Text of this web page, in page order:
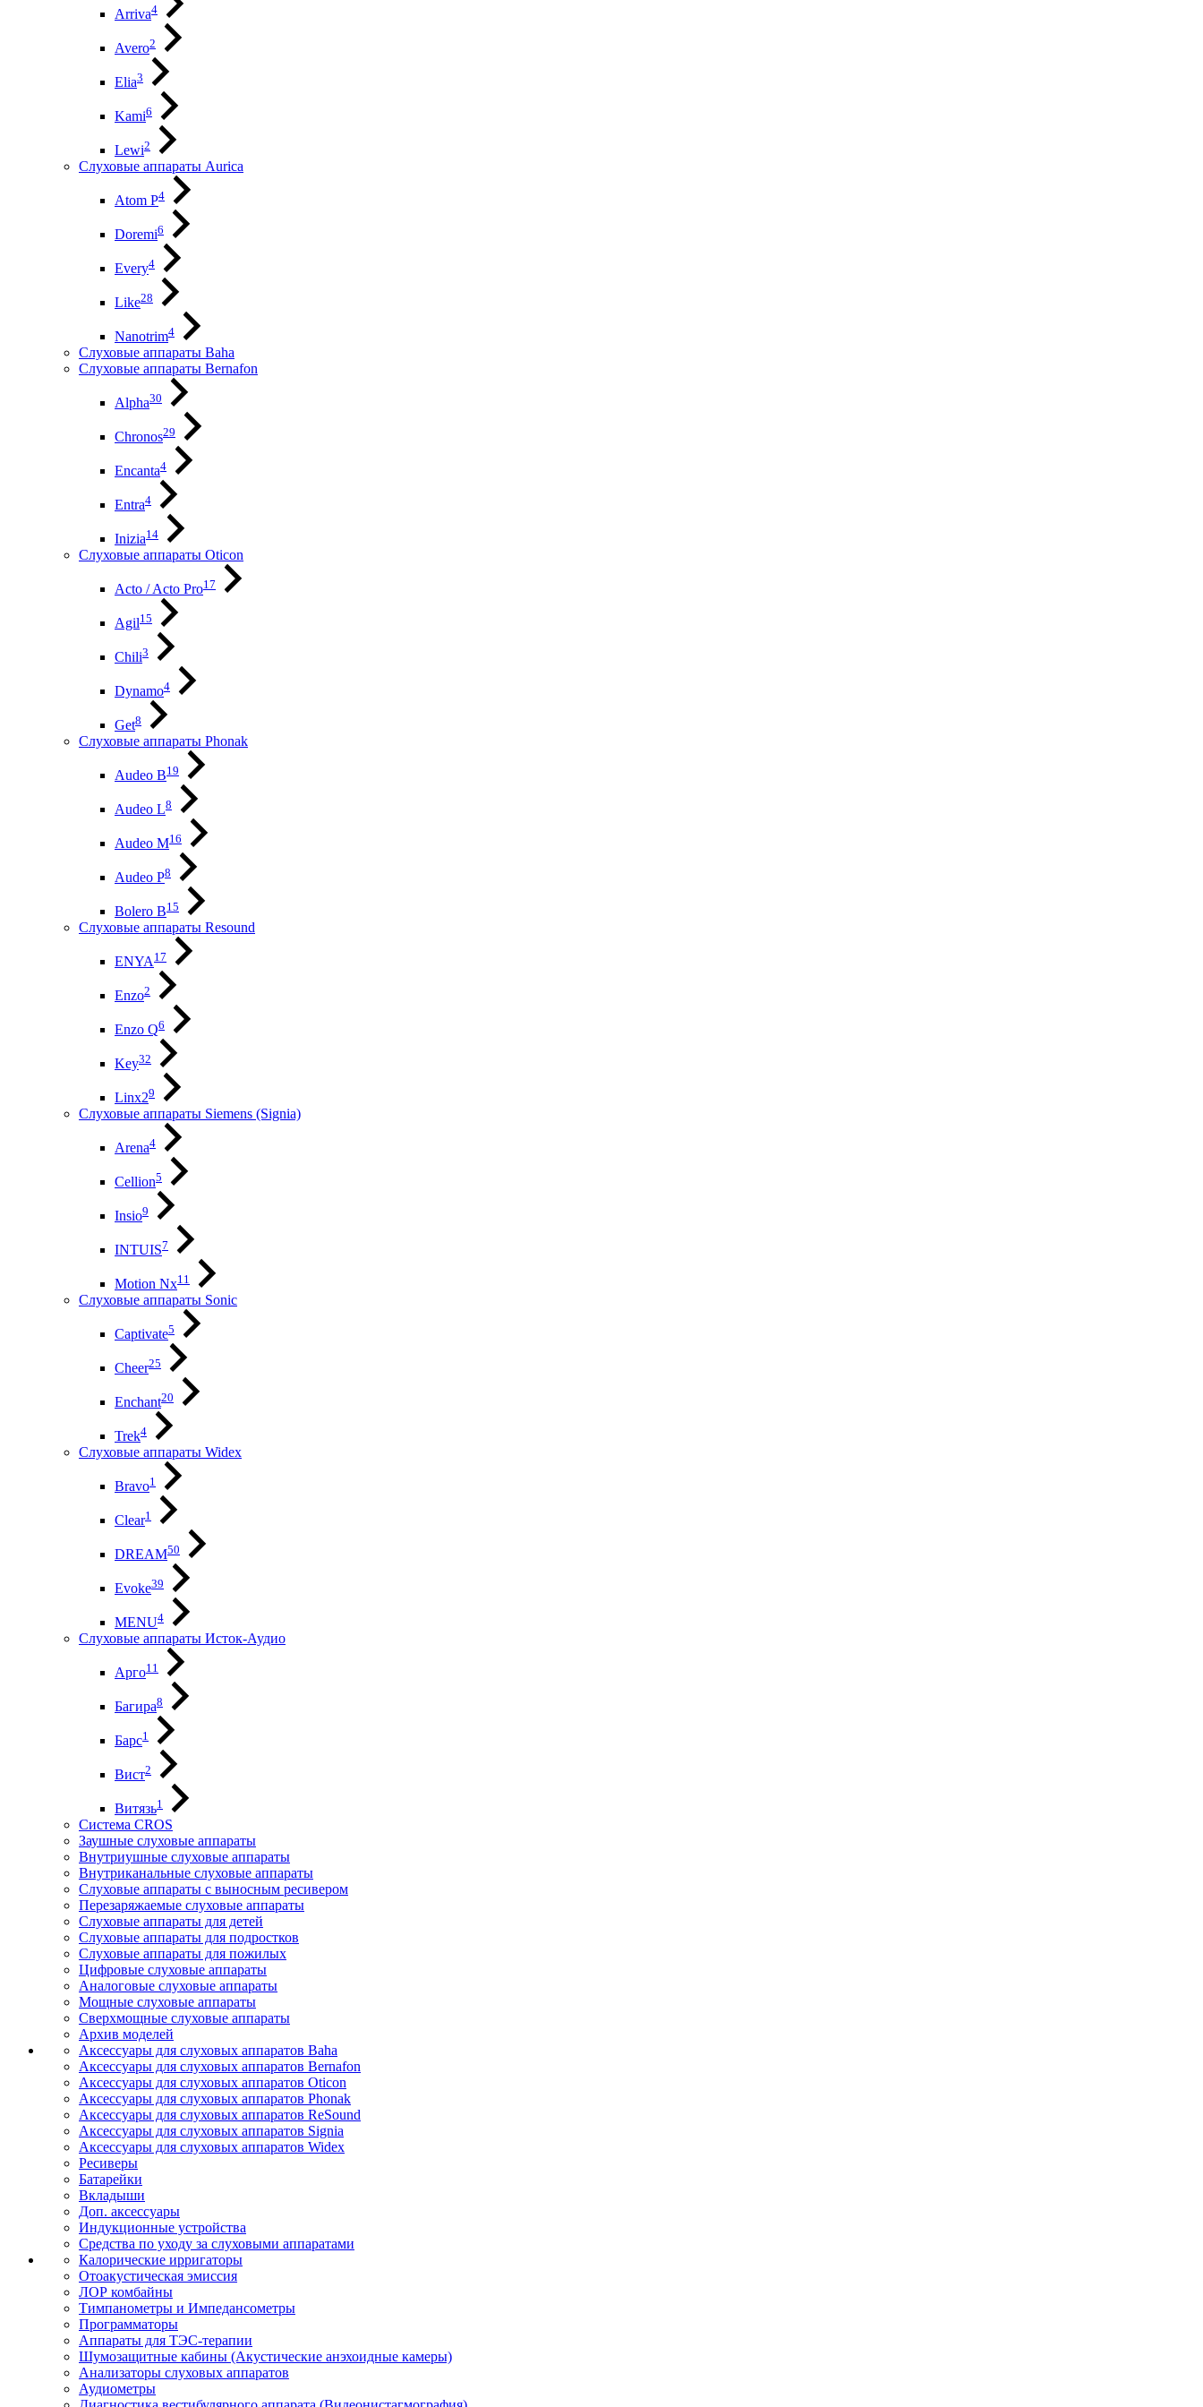
Arriva4
Avero2
Elia3
Kami6
Lewi2
Слуховые аппараты Aurica
Atom P4
Doremi6
Every4
Like28
Nanotrim4
Слуховые аппараты Baha
Слуховые аппараты Bernafon
Alpha30
Chronos29
Encanta4
Entra4
Inizia14
Слуховые аппараты Oticon
Acto / Acto Pro17
Agil15
Chili3
Dynamo4
Get8
Слуховые аппараты Phonak
Audeo B19
Audeo L8
Audeo М16
Audeo P8
Bolero B15
Слуховые аппараты Resound
ENYA17
Enzo2
Enzo Q6
Key32
Linx29
Слуховые аппараты Siemens (Signia)
Arena4
Cellion5
Insio9
INTUIS7
Motion Nx11
Слуховые аппараты Sonic
Captivate5
Cheer25
Enchant20
Trek4
Слуховые аппараты Widex
Bravo1
Clear1
DREAM50
Evoke39
MENU4
Слуховые аппараты Исток-Аудио
Арго11
Багира8
Барс1
Вист2
Витязь1
Система CROS
Заушные слуховые аппараты
Внутриушные слуховые аппараты
Внутриканальные слуховые аппараты
Слуховые аппараты с выносным ресивером
Перезаряжаемые слуховые аппараты
Слуховые аппараты для детей
Слуховые аппараты для подростков
Слуховые аппараты для пожилых
Цифровые слуховые аппараты
Аналоговые слуховые аппараты
Мощные слуховые аппараты
Сверхмощные слуховые аппараты
Архив моделей
Аксессуары для слуховых аппаратов Baha
Аксессуары для слуховых аппаратов Bernafon
Аксессуары для слуховых аппаратов Oticon
Аксессуары для слуховых аппаратов Phonak
Аксессуары для слуховых аппаратов ReSound
Аксессуары для слуховых аппаратов Signia
Аксессуары для слуховых аппаратов Widex
Ресиверы
Батарейки
Вкладыши
Доп. аксессуары
Индукционные устройства
Средства по уходу за слуховыми аппаратами
Калорические ирригаторы
Отоакустическая эмиссия
ЛОР комбайны
Тимпанометры и Импедансометры
Программаторы
Аппараты для ТЭС-терапии
Шумозащитные кабины (Акустические анэхоидные камеры)
Анализаторы слуховых аппаратов
Аудиометры